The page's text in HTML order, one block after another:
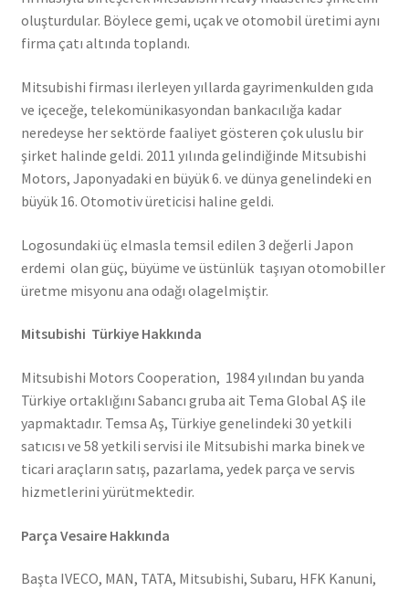
oluşturdular. Böylece gemi, uçak ve otomobil üretimi aynı
firma çatı altında toplandı.
Mitsubishi firması ilerleyen yıllarda gayrimenkulden gıda
ve içeceğe, telekomünikasyondan bankacılığa kadar
neredeyse her sektörde faaliyet gösteren çok uluslu bir
şirket halinde geldi. 2011 yılında gelindiğinde Mitsubishi
Motors, Japonyadaki en büyük 6. ve dünya genelindeki en
büyük 16. Otomotiv üreticisi haline geldi.
Logosundaki üç elmasla temsil edilen 3 değerli Japon
erdemi olan güç, büyüme ve üstünlük taşıyan otomobiller
üretme misyonu ana odağı olagelmiştir.
Mitsubishi Türkiye Hakkında
Mitsubishi Motors Cooperation, 1984 yılından bu yanda
Türkiye ortaklığını Sabancı gruba ait Tema Global AŞ ile
yapmaktadır. Temsa Aş, Türkiye genelindeki 30 yetkili
satıcısı ve 58 yetkili servisi ile Mitsubishi marka binek ve
ticari araçların satış, pazarlama, yedek parça ve servis
hizmetlerini yürütmektedir.
Parça Vesaire Hakkında
Başta IVECO, MAN, TATA, Mitsubishi, Subaru, HFK Kanuni,